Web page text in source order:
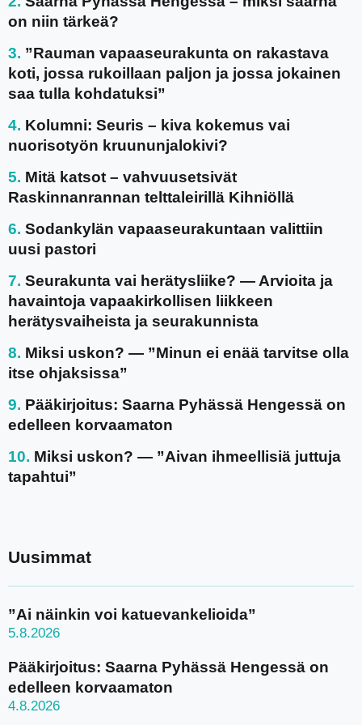
on niin tärkeä?
”Rauman vapaaseurakunta on rakastava
koti, jossa rukoillaan paljon ja jossa jokainen
saa tulla kohdatuksi”
Kolumni: Seuris – kiva kokemus vai
nuorisotyön kruununjalokivi?
Mitä katsot – vahvuusetsivät
Raskinnanrannan telttaleirillä Kihniöllä
Sodankylän vapaaseurakuntaan valittiin
uusi pastori
Seurakunta vai herätysliike? — Arvioita ja
havaintoja vapaakirkollisen liikkeen
herätysvaiheista ja seurakunnista
Miksi uskon? — ”Minun ei enää tarvitse olla
itse ohjaksissa”
Pääkirjoitus: Saarna Pyhässä Hengessä on
edelleen korvaamaton
Miksi uskon? — ”Aivan ihmeellisiä juttuja
tapahtui”
Uusimmat
”Ai näinkin voi katuevankelioida”
5.8.2026
Pääkirjoitus: Saarna Pyhässä Hengessä on
edelleen korvaamaton
4.8.2026